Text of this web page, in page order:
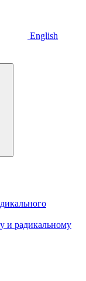
English
и радикальному